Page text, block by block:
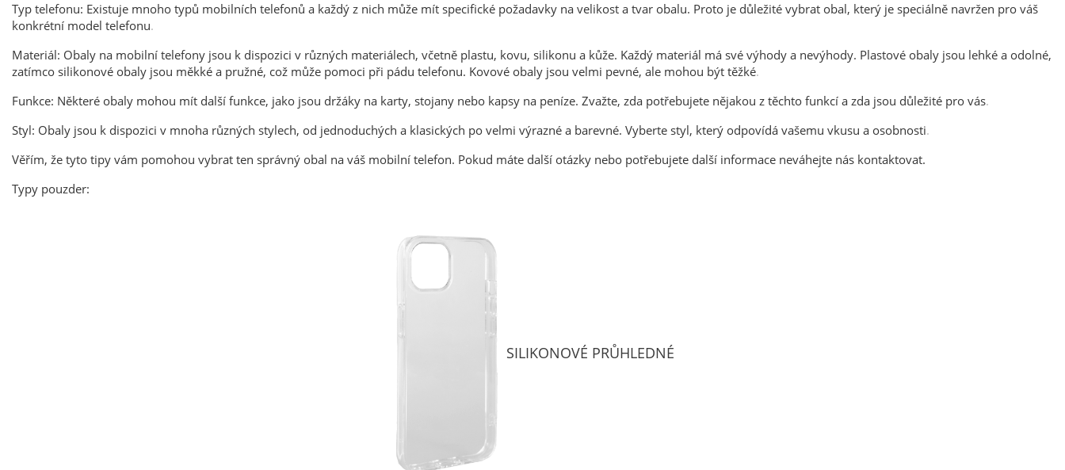
Typ telefonu: Existuje mnoho typů mobilních telefonů a každý z nich může mít specifické požadavky na velikost a tvar obalu. Proto je důležité vybrat obal, který je speciálně navržen pro váš
konkrétní model telefonu.
Materiál: Obaly na mobilní telefony jsou k dispozici v různých materiálech, včetně plastu, kovu, silikonu a kůže. Každý materiál má své výhody a nevýhody. Plastové obaly jsou lehké a odolné,
zatímco silikonové obaly jsou měkké a pružné, což může pomoci při pádu telefonu. Kovové obaly jsou velmi pevné, ale mohou být těžké.
Funkce: Některé obaly mohou mít další funkce, jako jsou držáky na karty, stojany nebo kapsy na peníze. Zvažte, zda potřebujete nějakou z těchto funkcí a zda jsou důležité pro vás.
Styl: Obaly jsou k dispozici v mnoha různých stylech, od jednoduchých a klasických po velmi výrazné a barevné. Vyberte styl, který odpovídá vašemu vkusu a osobnosti.
Věřím, že tyto tipy vám pomohou vybrat ten správný obal na váš mobilní telefon. Pokud máte další otázky nebo potřebujete další informace neváhejte nás kontaktovat.
Typy pouzder:
SILIKONOVÉ PRŮHLEDNÉ